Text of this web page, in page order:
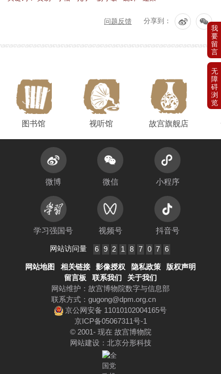
问题反馈 分享到：
图书馆 视听馆 故宫旗舰店
微博 微信 小程序
学习强国号 视频号 抖音号
网站访问量 6 9 2 1 8 7 0 7 6
网站地图 相关链接 影像授权 隐私政策
版权声明
留言板
联系我们
关于我们
网站维护：故宫博物院数字与信息部
联系方式： gugong@dpm.org.cn
京公网安备 11010102004165号
京ICP备05067311号-1
© 2001- 现在 故宫博物院
网站建设 ： 北京分形科技